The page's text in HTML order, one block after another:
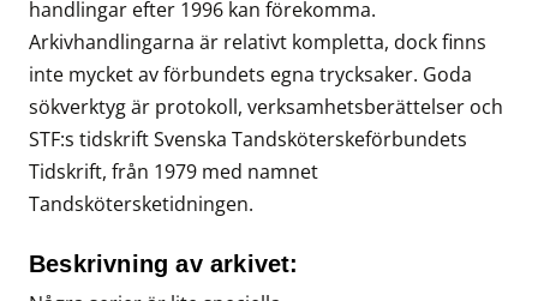
handlingar efter 1996 kan förekomma.
Arkivhandlingarna är relativt kompletta, dock finns
inte mycket av förbundets egna trycksaker. Goda
sökverktyg är protokoll, verksamhetsberättelser och
STF:s tidskrift Svenska Tandsköterskeförbundets
Tidskrift, från 1979 med namnet
Tandskötersketidningen.
Beskrivning av arkivet: